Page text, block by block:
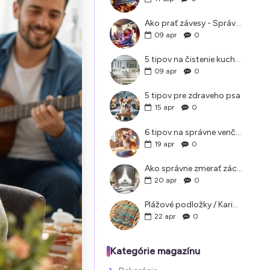
Ako prať závesy - Správne pranie a údržba záclon doma
09 apr 0
5 tipov na čistenie kuchyne, ktoré vám pomôžu
09 apr 0
5 tipov pre zdraveho psa
15 apr 0
6 tipov na správne venčenie psa v letných horúčavách
19 apr 0
Ako správne zmerať záclony a závesy?
20 apr 0
Plážové podložky / Karimatky na pláž ako si vybrať
22 apr 0
Kategórie magazínu